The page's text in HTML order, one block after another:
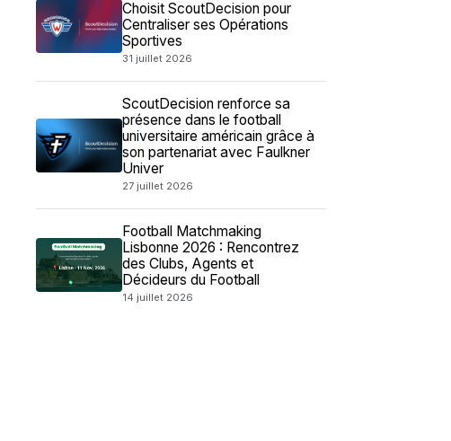
Choisit ScoutDecision pour
Centraliser ses Opérations
Sportives
31 juillet 2026
ScoutDecision renforce sa
présence dans le football
universitaire américain grâce à
son partenariat avec Faulkner
Univer
27 juillet 2026
Football Matchmaking
Lisbonne 2026 : Rencontrez
des Clubs, Agents et
Décideurs du Football
14 juillet 2026